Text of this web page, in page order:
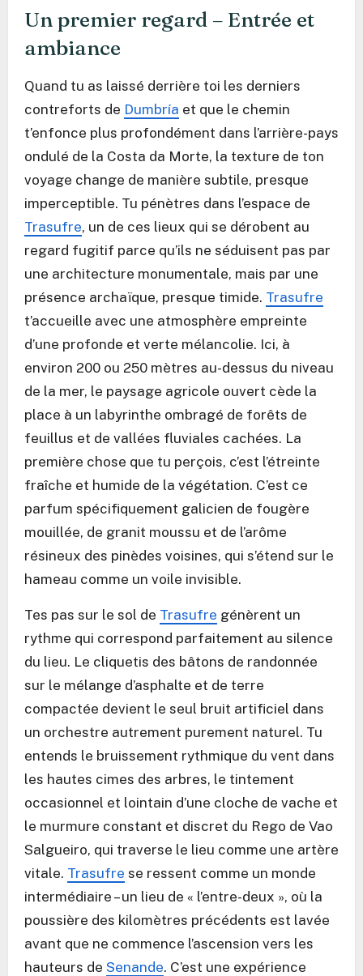
Un premier regard – Entrée et
ambiance
Quand tu as laissé derrière toi les derniers
contreforts de Dumbría et que le chemin
t’enfonce plus profondément dans l’arrière-pays
ondulé de la Costa da Morte, la texture de ton
voyage change de manière subtile, presque
imperceptible. Tu pénètres dans l’espace de
Trasufre, un de ces lieux qui se dérobent au
regard fugitif parce qu’ils ne séduisent pas par
une architecture monumentale, mais par une
présence archaïque, presque timide. Trasufre
t’accueille avec une atmosphère empreinte
d’une profonde et verte mélancolie. Ici, à
environ 200 ou 250 mètres au-dessus du niveau
de la mer, le paysage agricole ouvert cède la
place à un labyrinthe ombragé de forêts de
feuillus et de vallées fluviales cachées. La
première chose que tu perçois, c’est l’étreinte
fraîche et humide de la végétation. C’est ce
parfum spécifiquement galicien de fougère
mouillée, de granit moussu et de l’arôme
résineux des pinèdes voisines, qui s’étend sur le
hameau comme un voile invisible.
Tes pas sur le sol de Trasufre génèrent un
rythme qui correspond parfaitement au silence
du lieu. Le cliquetis des bâtons de randonnée
sur le mélange d’asphalte et de terre
compactée devient le seul bruit artificiel dans
un orchestre autrement purement naturel. Tu
entends le bruissement rythmique du vent dans
les hautes cimes des arbres, le tintement
occasionnel et lointain d’une cloche de vache et
le murmure constant et discret du Rego de Vao
Salgueiro, qui traverse le lieu comme une artère
vitale. Trasufre se ressent comme un monde
intermédiaire – un lieu de « l’entre-deux », où la
poussière des kilomètres précédents est lavée
avant que ne commence l’ascension vers les
hauteurs de Senande. C’est une expérience